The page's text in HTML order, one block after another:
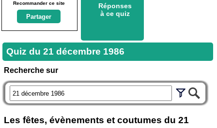
Recommander ce site
Partager
Réponses
à ce quiz
Quiz du 21 décembre 1986
Recherche sur
Les fêtes, évènements et coutumes du 21